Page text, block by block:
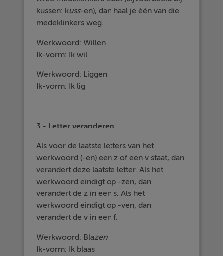
kussen: kuss-en), dan haal je één van die
medeklinkers weg.
Werkwoord: Willen
Ik-vorm: Ik wil
Werkwoord: Liggen
Ik-vorm: Ik lig
3 - Letter veranderen
Als voor de laatste letters van het
werkwoord (-en) een z of een v staat, dan
verandert deze laatste letter. Als het
werkwoord eindigt op -zen, dan
verandert de z in een s. Als het
werkwoord eindigt op -ven, dan
verandert de v in een f.
Werkwoord: Blazen
Ik-vorm: Ik blaas